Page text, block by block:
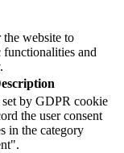
the website to
functionalities and
by GDPR cookie
the user consent
in the category